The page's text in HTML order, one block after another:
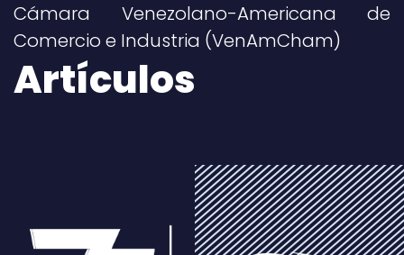
Cámara Venezolano-Americana de
Comercio e Industria (VenAmCham)
Artículos